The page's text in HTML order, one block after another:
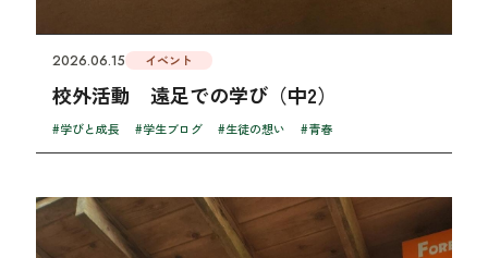
2026.06.15 イベント
校外活動 遠足での学び（中2）
#学びと成長 #学生ブログ #生徒の想い #青春